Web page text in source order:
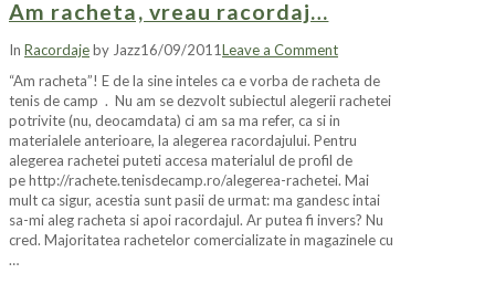
Am racheta, vreau racordaj…
In Racordajeby Jazz16/09/2011Leave a Comment
“Am racheta”! E de la sine inteles ca e vorba de racheta de
tenis de camp . Nu am se dezvolt subiectul alegerii rachetei
potrivite (nu, deocamdata) ci am sa ma refer, ca si in
materialele anterioare, la alegerea racordajului. Pentru
alegerea rachetei puteti accesa materialul de profil de
pe http://rachete.tenisdecamp.ro/alegerea-rachetei. Mai
mult ca sigur, acestia sunt pasii de urmat: ma gandesc intai
sa-mi aleg racheta si apoi racordajul. Ar putea fi invers? Nu
cred. Majoritatea rachetelor comercializate in magazinele cu
…